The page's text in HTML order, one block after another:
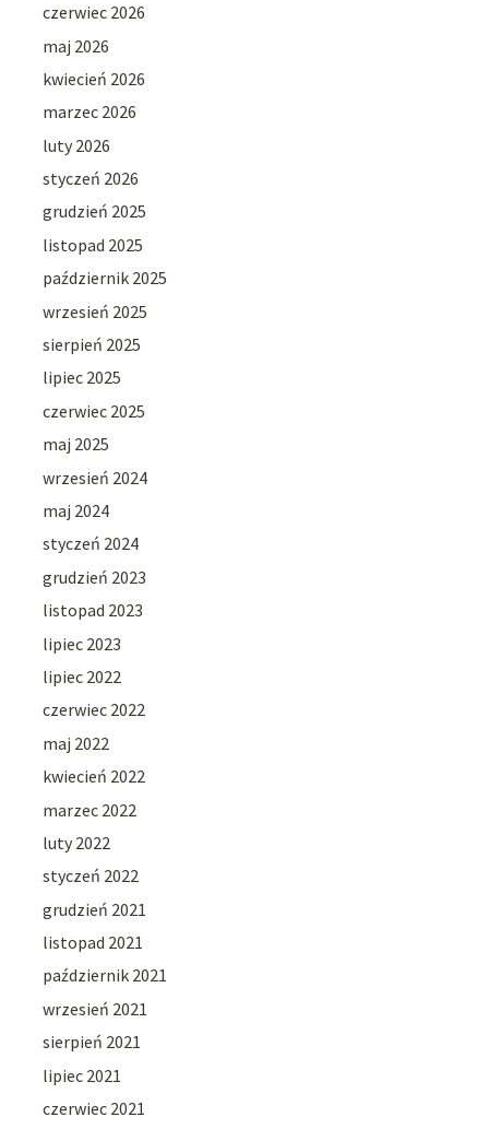
czerwiec 2026
maj 2026
kwiecień 2026
marzec 2026
luty 2026
styczeń 2026
grudzień 2025
listopad 2025
październik 2025
wrzesień 2025
sierpień 2025
lipiec 2025
czerwiec 2025
maj 2025
wrzesień 2024
maj 2024
styczeń 2024
grudzień 2023
listopad 2023
lipiec 2023
lipiec 2022
czerwiec 2022
maj 2022
kwiecień 2022
marzec 2022
luty 2022
styczeń 2022
grudzień 2021
listopad 2021
październik 2021
wrzesień 2021
sierpień 2021
lipiec 2021
czerwiec 2021